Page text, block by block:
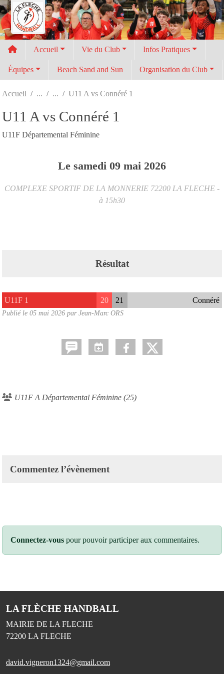
Accueil Vie du Club Infos Pratiques
Équipes Beach Sand and Sun Organisation du Club
Accueil U11 A vs Connéré 1
U11 A vs Connéré 1
U11F Départemental Féminine
Le samedi 09 mai 2026
COMPLEXE SPORTIF DE LA MONNERIE 72200 LA FLECHE -
à 15h30
Résultat
U11F 1 20 21 Connéré
Publié le 05 mai 2026 par Jean-Marc ORS
U11F A Départemental Féminine (25)
Commentez l’évènement
Connectez-vous pour pouvoir participer aux commentaires.
LA FLÈCHE HANDBALL
MAIRIE DE LA FLECHE
72200 LA FLECHE
david.vigneron1324@gmail.com
Panneau de gestion des cookies